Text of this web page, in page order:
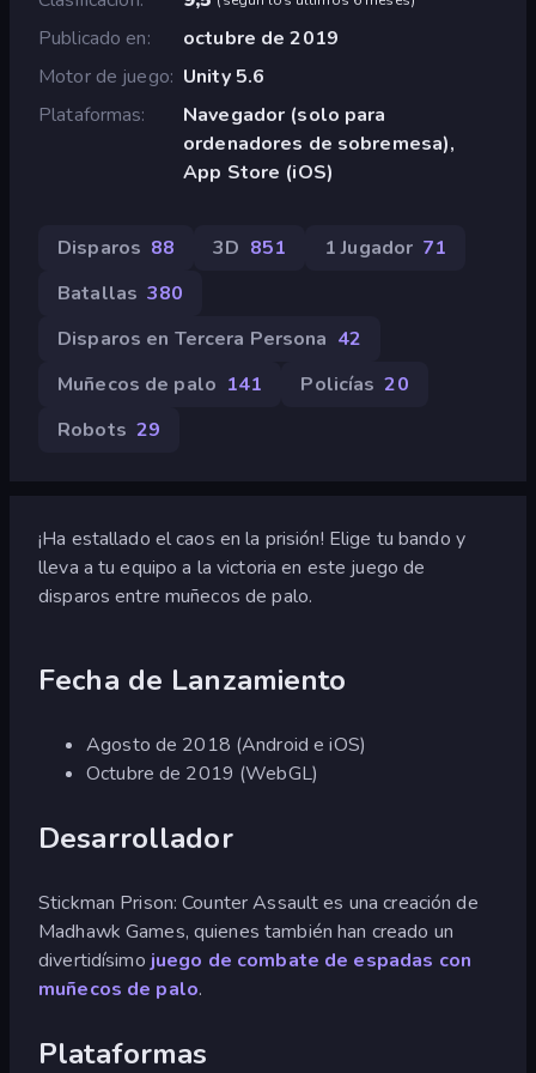
Publicado en
octubre de 2019
Motor de juego Unity 5.6
Plataformas
Navegador (solo para
ordenadores de sobremesa),
App Store (iOS)
Disparos 88 3D 851 1 Jugador 71
Batallas 380
Disparos en Tercera Persona 42
Muñecos de palo 141 Policías 20
Robots 29
¡Ha estallado el caos en la prisión! Elige tu bando y
lleva a tu equipo a la victoria en este juego de
disparos entre muñecos de palo.
Fecha de Lanzamiento
Agosto de 2018 (Android e iOS)
Octubre de 2019 (WebGL)
Desarrollador
Stickman Prison: Counter Assault es una creación de
Madhawk Games, quienes también han creado un
divertidísimo juego de combate de espadas con
muñecos de palo.
Plataformas